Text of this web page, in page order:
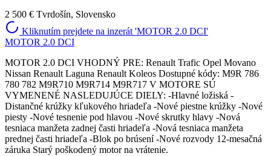
2 500 € Tvrdošín, Slovensko
Kliknutím prejdete na inzerát 'MOTOR 2.0 DCI'
MOTOR 2.0 DCI
MOTOR 2.0 DCI VHODNÝ PRE: Renault Trafic Opel Movano
Nissan Renault Laguna Renault Koleos Dostupné kódy: M9R 786
780 782 M9R710 M9R714 M9R717 V MOTORE SÚ
VYMENENÉ NASLEDUJÚCE DIELY: -Hlavné ložiská -
Distančné krúžky kľukového hriadeľa -Nové piestne krúžky -Nové
piesty -Nové tesnenie pod hlavou -Nové skrutky hlavy -Nová
tesniaca manžeta zadnej časti hriadeľa -Nová tesniaca manžeta
prednej časti hriadeľa -Blok po brúsení -Nové rozvody 12-mesačná
záruka Starý poškodený motor na vrátenie.